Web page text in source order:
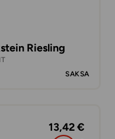
Riesling
SAKSA
13,42 €